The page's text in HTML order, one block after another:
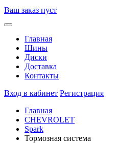
Ваш заказ пуст
Главная
Шины
Диски
Доставка
Контакты
Вход в кабинет Регистрация
Главная
CHEVROLET
Spark
Тормозная система